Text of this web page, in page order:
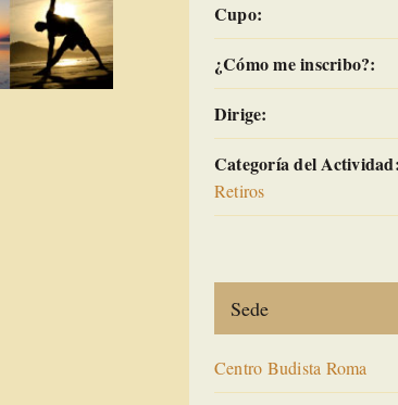
Cupo:
¿Cómo me inscribo?:
Dirige:
Categoría del Actividad:
Retiros
Sede
Centro Budista Roma